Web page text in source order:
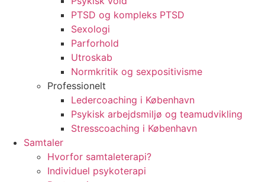
PTSD og kompleks PTSD
Sexologi
Parforhold
Utroskab
Normkritik og sexpositivisme
Professionelt
Ledercoaching i København
Psykisk arbejdsmiljø og teamudvikling
Stresscoaching i København
Samtaler
Hvorfor samtaleterapi?
Individuel psykoterapi